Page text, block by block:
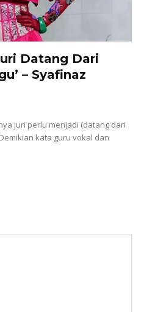
Datang Dari
– Syafinaz
juri perlu menjadi (datang dari
kata guru vokal dan